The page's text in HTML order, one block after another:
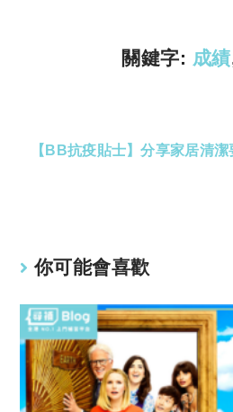
關鍵字: 成績
more【BB抗疫貼士】分享家居清
你可能會喜歡